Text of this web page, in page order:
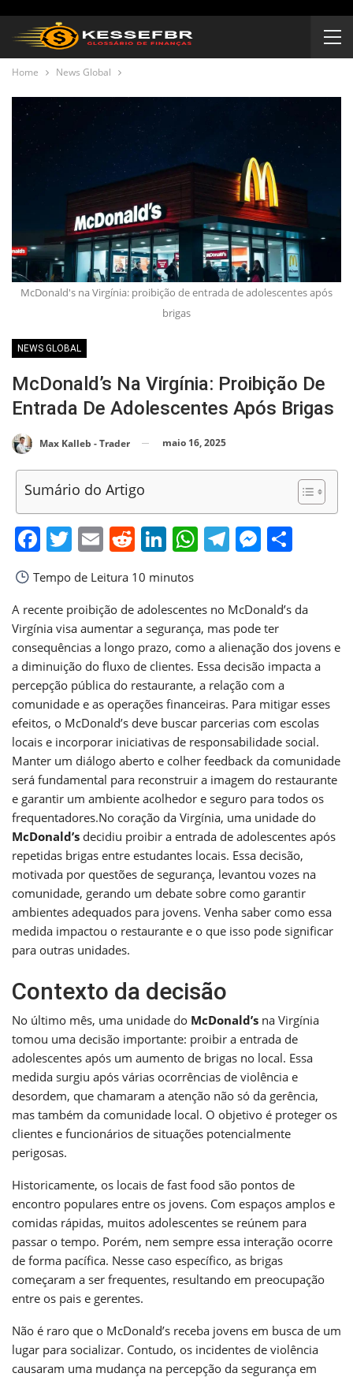
Home News Global
McDonald's na Virgínia: proibição de entrada de adolescentes após
brigas
NEWS GLOBAL
McDonald’s Na Virgínia: Proibição De
Entrada De Adolescentes Após Brigas
Max Kalleb - Trader maio 16, 2025
Sumário do Artigo
Facebook
Twitter
EmailReddit
LinkedIn
WhatsApp
Telegram
Tempo de Leitura 10 minutos
A recente proibição de adolescentes no McDonald’s da
Virgínia visa aumentar a segurança, mas pode ter
consequências a longo prazo, como a alienação dos jovens e
a diminuição do fluxo de clientes. Essa decisão impacta a
percepção pública do restaurante, a relação com a
comunidade e as operações financeiras. Para mitigar esses
efeitos, o McDonald’s deve buscar parcerias com escolas
locais e incorporar iniciativas de responsabilidade social.
Manter um diálogo aberto e colher feedback da comunidade
será fundamental para reconstruir a imagem do restaurante
e garantir um ambiente acolhedor e seguro para todos os
frequentadores.No coração da Virgínia, uma unidade do
McDonald’s decidiu proibir a entrada de adolescentes após
repetidas brigas entre estudantes locais. Essa decisão,
motivada por questões de segurança, levantou vozes na
comunidade, gerando um debate sobre como garantir
ambientes adequados para jovens. Venha saber como essa
medida impactou o restaurante e o que isso pode significar
para outras unidades.
Contexto da decisão
No último mês, uma unidade do McDonald’s na Virgínia
tomou uma decisão importante: proibir a entrada de
adolescentes após um aumento de brigas no local. Essa
medida surgiu após várias ocorrências de violência e
desordem, que chamaram a atenção não só da gerência,
mas também da comunidade local. O objetivo é proteger os
clientes e funcionários de situações potencialmente
perigosas.
Historicamente, os locais de fast food são pontos de
encontro populares entre os jovens. Com espaços amplos e
comidas rápidas, muitos adolescentes se reúnem para
passar o tempo. Porém, nem sempre essa interação ocorre
de forma pacífica. Nesse caso específico, as brigas
começaram a ser frequentes, resultando em preocupação
entre os pais e gerentes.
Não é raro que o McDonald’s receba jovens em busca de um
lugar para socializar. Contudo, os incidentes de violência
causaram uma mudança na percepção da segurança em